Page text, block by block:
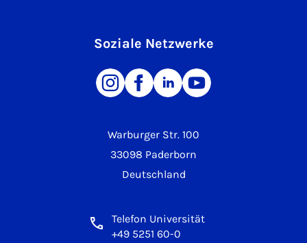
Warburger Str. 100
33098 Paderborn
Deutschland
Telefon Universität
+49 5251 60-0
Soziale Netzwerke